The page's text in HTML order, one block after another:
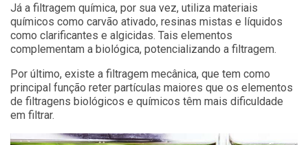
Já a filtragem química, por sua vez, utiliza materiais
químicos como carvão ativado, resinas mistas e líquidos
como clarificantes e algicidas. Tais elementos
complementam a biológica, potencializando a filtragem.
Por último, existe a filtragem mecânica, que tem como
principal função reter partículas maiores que os elementos
de filtragens biológicos e químicos têm mais dificuldade
em filtrar.